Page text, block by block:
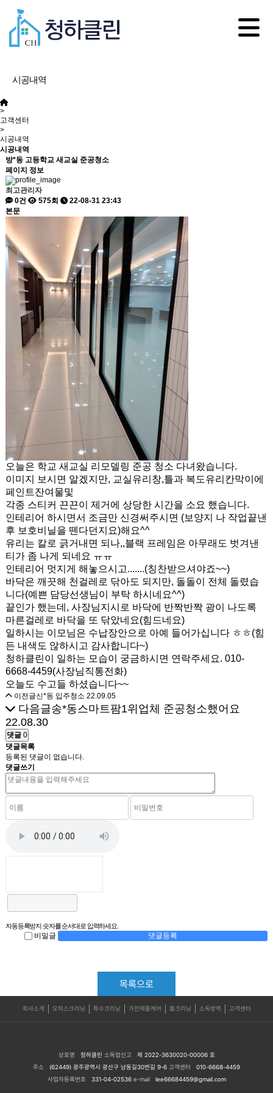
차별화된 기술력과 노하우로 새로운 공간을 만듭니다.
HOME
시공내역/상담
시공내역
>
고객센터
>
시공내역
시공내역
방*동 고등학교 새교실 준공청소
페이지 정보
최고관리자
0건
575회
22-08-31 23:43
본문
오늘은 학교 새교실 리모델링 준공 청소 다녀왔습니다.
이미지 보시면 알겠지만, 교실유리창,틀과 복도유리칸막이에
페인트잔여물및
각종 스티커 끈끈이 제거에 상당한 시간을 소요 했습니다.
인테리어 하시면서 조금만 신경써주시면 (보양지 나 작업끝낸
후 보호비닐을 뗀다던지요)해요^^
유리는 칼로 긁거내면 되나,,블랙 프레임은 아무래도 벗겨낸
티가 좀 나게 되네요 ㅠㅠ
인테리어 멋지게 해놓으시고.......(칭찬받으셔야죠~~)
바닥은 깨끗해 천걸레로 닦아도 되지만, 돌돌이 전체 돌렸습
니다(예쁜 담당선생님이 부탁 하시네요^^)
끝인가 했는데, 사장님지시로 바닥에 반짝반짝 광이 나도록
마른걸레로 바닥을 또 닦았네요(힘드네요)
일하시는 이모님은 수납장안으로 아예 들어가십니다 ㅎㅎ(힘
든 내색도 않하시고 감사합니다~)
청하클린이 일하는 모습이 궁금하시면 연락주세요. 010-
6668-4459(사장님직통전화)
오늘도 수고들 하셨습니다~~
이전글신*동 입주청소 22.09.05
다음글송*동스마트팜1위업체 준공청소했어요
22.08.30
댓글0
댓글목록
등록된 댓글이 없습니다.
댓글쓰기
자동등록방지 숫자를 순서대로 입력하세요.
비밀글 댓글등록
목록으로
회사소개 오피스크리닝 특수크리닝 가전제품케어 홈크리닝 소독방역 고객센터
상호명 청하클린 소독업신고 제 2022-3630020-00006 호
주소 (62449) 광주광역시 광산구 남동길30번길 9-6 고객센터
010-6668-4459
사업자등록번호 331-04-02536 e-maillee66684459@gmail.com